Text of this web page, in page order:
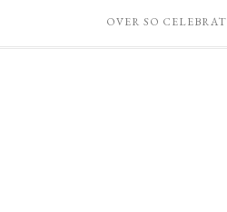
OVER SO